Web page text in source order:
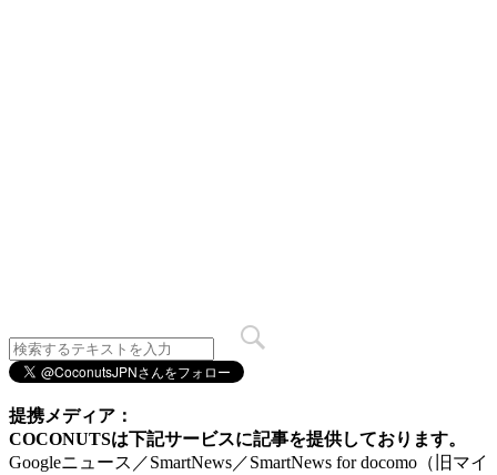
提携メディア：
COCONUTSは下記サービスに記事を提供しております。
Googleニュース／SmartNews／SmartNews for docomo（旧マイ